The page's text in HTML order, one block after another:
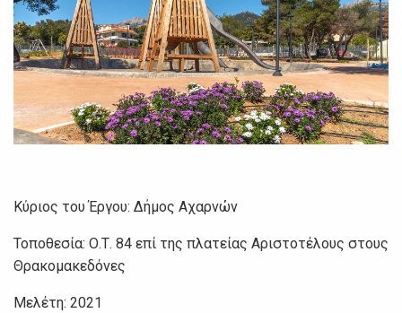
Κύριος του Έργου: Δήμος Αχαρνών
Τοποθεσία: Ο.Τ. 84 επί της πλατείας Αριστοτέλους στους
Θρακομακεδόνες
Μελέτη: 2021